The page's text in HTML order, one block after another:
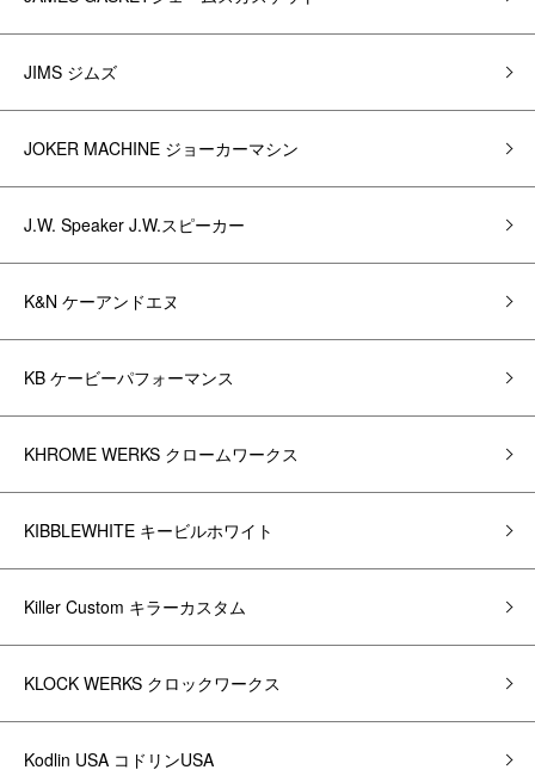
JIMS ジムズ
JOKER MACHINE ジョーカーマシン
J.W. Speaker J.W.スピーカー
K&N ケーアンドエヌ
KB ケービーパフォーマンス
KHROME WERKS クロームワークス
KIBBLEWHITE キービルホワイト
Killer Custom キラーカスタム
KLOCK WERKS クロックワークス
Kodlin USA コドリンUSA